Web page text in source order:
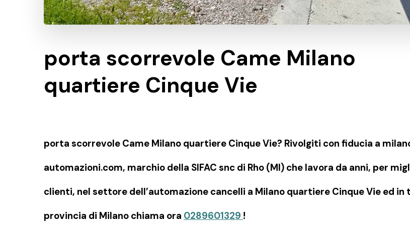
porta scorrevole Came Milano
quartiere Cinque Vie
porta scorrevole Came Milano quartiere Cinque Vie? Rivolgiti con fiducia a
automazioni.com, marchio della SIFAC snc di Rho (MI) che lavora da anni, per
clienti, nel settore dell’automazione cancelli a Milano quartiere Cinque Vie ed in
provincia di Milano chiama ora 0289601329 !